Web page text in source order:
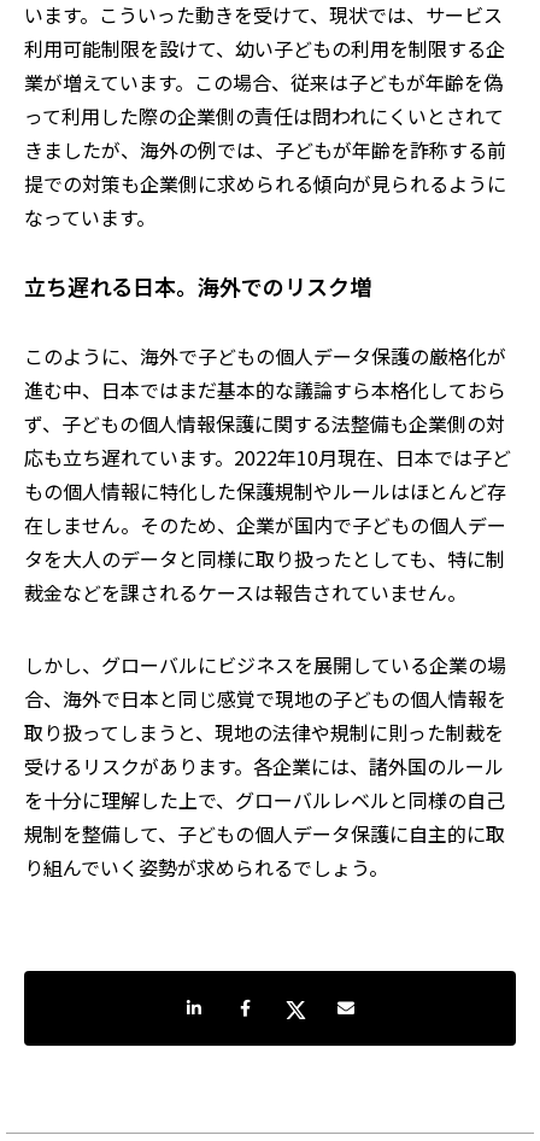
います。こういった動きを受けて、現状では、サービス
利用可能制限を設けて、幼い子どもの利用を制限する企
業が増えています。この場合、従来は子どもが年齢を偽
って利用した際の企業側の責任は問われにくいとされて
きましたが、海外の例では、子どもが年齢を詐称する前
提での対策も企業側に求められる傾向が見られるように
なっています。
立ち遅れる日本。海外でのリスク増
このように、海外で子どもの個人データ保護の厳格化が
進む中、日本ではまだ基本的な議論すら本格化しておら
ず、子どもの個人情報保護に関する法整備も企業側の対
応も立ち遅れています。2022年10月現在、日本では子ど
もの個人情報に特化した保護規制やルールはほとんど存
在しません。そのため、企業が国内で子どもの個人デー
タを大人のデータと同様に取り扱ったとしても、特に制
裁金などを課されるケースは報告されていません。
しかし、グローバルにビジネスを展開している企業の場
合、海外で日本と同じ感覚で現地の子どもの個人情報を
取り扱ってしまうと、現地の法律や規制に則った制裁を
受けるリスクがあります。各企業には、諸外国のルール
を十分に理解した上で、グローバルレベルと同様の自己
規制を整備して、子どもの個人データ保護に自主的に取
り組んでいく姿勢が求められるでしょう。
LinkedInで共有Facebookでシェア
TwitterでシェアShare by e-mail